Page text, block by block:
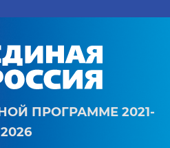
ПРОГРАММЕ 2021-
2026